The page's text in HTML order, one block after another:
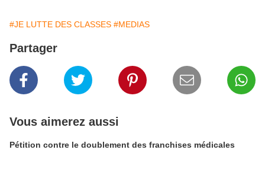
#JE LUTTE DES CLASSES #MEDIAS
Partager
Vous aimerez aussi
Pétition contre le doublement des franchises médicales